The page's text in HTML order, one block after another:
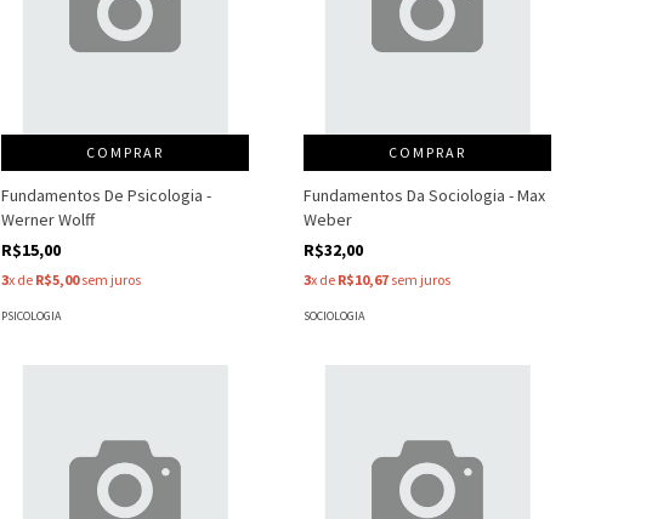
COMPRAR
Fundamentos De Psicologia -
Werner Wolff
R$15,00
3x de R$5,00sem juros
PSICOLOGIA
COMPRAR
Fundamentos Da Sociologia - Max
Weber
R$32,00
3x de R$10,67 sem juros
SOCIOLOGIA